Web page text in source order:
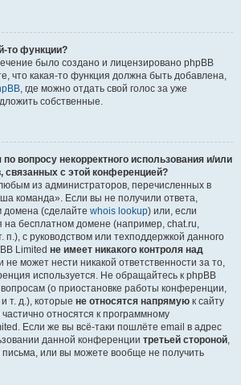
то функции?
было создано и лицензировано phpBB
что какая-то функция должна быть добавлена,
, где можно отдать свой голос за уже
собственные.
вопросу некорректного использования и/или
связанных с этой конференцией?
из администраторов, перечисленных в
команда». Если вы не получили ответа,
домена (сделайте whois lookup) или, если
на бесплатном домене (например, chat.ru,
п.), с руководством или техподдержкой данного
Limited не имеет никакого контроля над
не может нести никакой ответственности за то,
используется. Не обращайтесь к phpBB
(о приостановке работы конференции,
т. д.), которые не относятся напрямую к сайту
относятся к программному
Если же вы всё-таки пошлёте email в адрес
данной конференции третьей стороной,
или вы можете вообще не получить